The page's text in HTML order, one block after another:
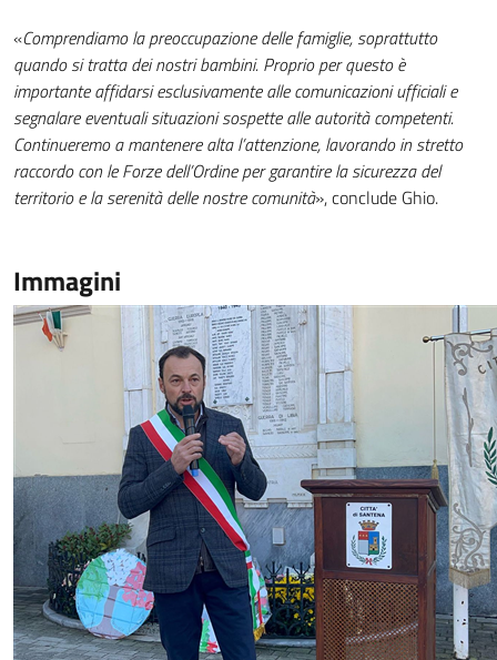
«Comprendiamo la preoccupazione delle famiglie, soprattutto
quando si tratta dei nostri bambini. Proprio per questo è
importante affidarsi esclusivamente alle comunicazioni ufficiali e
segnalare eventuali situazioni sospette alle autorità competenti.
Continueremo a mantenere alta l’attenzione, lavorando in stretto
raccordo con le Forze dell’Ordine per garantire la sicurezza del
territorio e la serenità delle nostre comunità», conclude Ghio.
Immagini